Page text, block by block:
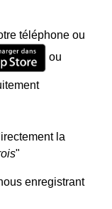
téléphone ou
ou
la
"
enregistrant